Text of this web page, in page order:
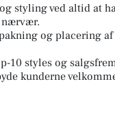
styling ved altid at
nærvær.
og placering af
10 styles og
kunderne